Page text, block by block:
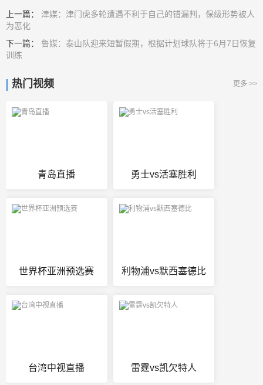
上一篇： 津媒：津门虎多轮遭遇不利于自己的错漏判，保级形势被人
为恶化
下一篇： 鲁媒：泰山队迎来短暂假期，根据计划球队将于6月7日恢复
训练
热门视频 更多 >>
青岛直播 勇士vs活塞胜利
世界杯亚洲预选赛 利物浦vs默西塞德比
台湾中视直播 雷霆vs凯欠特人